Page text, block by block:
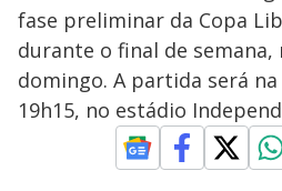
fase preliminar da Copa
durante o final de semana,
domingo. A partida será
19h15, no estádio